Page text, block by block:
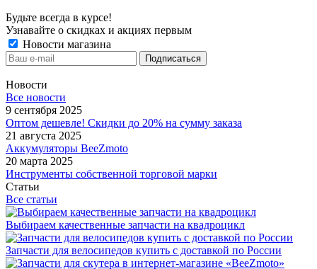
Будьте всегда в курсе!
Узнавайте о скидках и акциях первым
Новости магазина
Новости
Все новости
9 сентября 2025
Оптом дешевле! Скидки до 20% на сумму заказа
21 августа 2025
Аккумуляторы BeeZmoto
20 марта 2025
Инструменты собственной торговой марки
Статьи
Все статьи
Выбираем качественные запчасти на квадроцикл
Запчасти для велосипедов купить с доставкой по России